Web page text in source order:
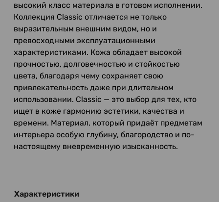
высокий класс материала в готовом исполнении.
Коллекция Classic отличается не только
выразительным внешним видом, но и
превосходными эксплуатационными
характеристиками. Кожа обладает высокой
прочностью, долговечностью и стойкостью
цвета, благодаря чему сохраняет свою
привлекательность даже при длительном
использовании. Classic — это выбор для тех, кто
ищет в коже гармонию эстетики, качества и
времени. Материал, который придаёт предметам
интерьера особую глубину, благородство и по-
настоящему вневременную изысканность.
Характеристики